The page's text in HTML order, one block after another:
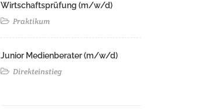
Wirtschaftsprüfung (m/w/d)
Praktikum
Junior Medienberater (m/w/d)
Direkteinstieg